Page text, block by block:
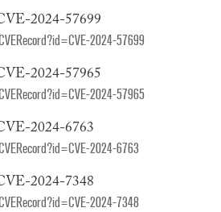
2024-57699
2024-57699
2024-57965
2024-57965
2024-6763
2024-6763
2024-7348
2024-7348